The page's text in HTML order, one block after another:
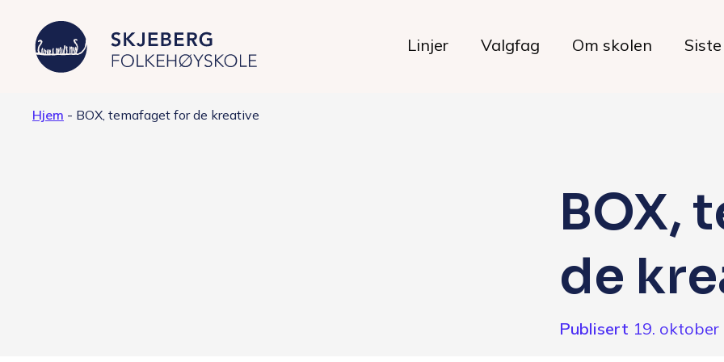
Linjer Valgfag Om skolen
Hjem - BOX, temafaget for de kreative
BOX,
de
Publisert 19. oktober